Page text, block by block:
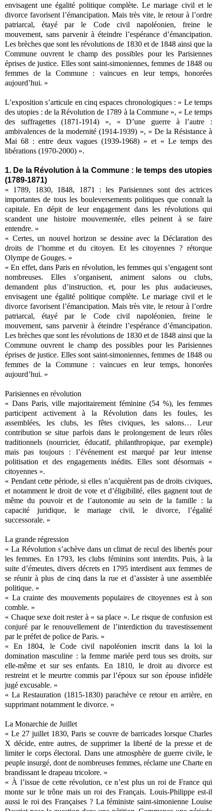
envisagent une égalité politique complète. Le mariage civil et le
divorce favorisent l’émancipation. Mais très vite, le retour à l’ordre
patriarcal, étayé par le Code civil napoléonien, freine le
mouvement, sans parvenir à éteindre l’espérance d’émancipation.
Les brèches que sont les révolutions de 1830 et de 1848 ainsi que la
Commune ouvrent le champ des possibles pour les Parisiennes
éprises de justice. Elles sont saint-simoniennes, femmes de 1848 ou
femmes de la Commune : vaincues en leur temps, honorées
aujourd’hui. »
L’exposition s’articule en cinq espaces chronologiques : « Le temps
des utopies : de la Révolution de 1789 à la Commune », « Le temps
des suffragettes (1871-1914) », « D’une guerre à l’autre :
ambivalences de la modernité (1914-1939) », « De la Résistance à
Mai 68 : entre deux vagues (1939-1968) » et « Le temps des
libérations (1970-2000) ».
1. De la Révolution à la Commune : le temps des utopies
(1789-1871)
« 1789, 1830, 1848, 1871 : les Parisiennes sont des actrices
importantes de tous les bouleversements politiques que connaît la
capitale. En dépit de leur engagement dans les révolutions qui
scandent une histoire mouvementée, elles peinent à se faire
entendre. »
« Certes, un nouvel horizon se dessine avec la Déclaration des
droits de l’homme et du citoyen. Et les citoyennes ? rétorque
Olympe de Gouges. »
« En effet, dans Paris en révolution, les femmes qui s’engagent sont
nombreuses. Elles s’organisent, animent salons ou clubs,
demandent plus d’instruction, et, pour les plus audacieuses,
envisagent une égalité politique complète. Le mariage civil et le
divorce favorisent l’émancipation. Mais très vite, le retour à l’ordre
patriarcal, étayé par le Code civil napoléonien, freine le
mouvement, sans parvenir à éteindre l’espérance d’émancipation.
Les brèches que sont les révolutions de 1830 et de 1848 ainsi que la
Commune ouvrent le champ des possibles pour les Parisiennes
éprises de justice. Elles sont saint-simoniennes, femmes de 1848 ou
femmes de la Commune : vaincues en leur temps, honorées
aujourd’hui. »
Parisiennes en révolution
« Dans Paris, ville majoritairement féminine (54 %), les femmes
participent activement à la Révolution dans les foules, les
assemblées, les clubs, les fêtes civiques, les salons… Leur
contribution se situe parfois dans le prolongement de leurs rôles
traditionnels (nourricier, éducatif, philanthropique, par exemple)
mais pas toujours : l’événement est marqué par leur intense
politisation et des engagements inédits. Elles sont désormais «
citoyennes ».
« Pendant cette période, si elles n’acquièrent pas de droits civiques,
et notamment le droit de vote et d’éligibilité, elles gagnent tout de
même du pouvoir et de l’autonomie au sein de la famille : la
capacité juridique, le mariage civil, le divorce, l’égalité
successorale. »
La grande régression
« La Révolution s’achève dans un climat de recul des libertés pour
les femmes. En 1793, les clubs féminins sont interdits. Puis, à la
suite d’émeutes, divers décrets en 1795 interdisent aux femmes de
se réunir à plus de cinq dans la rue et d’assister à une assemblée
politique. »
« La crainte des mouvements populaires de citoyennes est à son
comble. »
« Chaque sexe doit rester à « sa place ». Le risque de confusion est
conjuré par le renouvellement de l’interdiction du travestissement
par le préfet de police de Paris. »
« En 1804, le Code civil napoléonien inscrit dans la loi la
domination masculine : la femme mariée perd tous ses droits, sur
elle-même et sur ses enfants. En 1810, le droit au divorce est
restreint et le meurtre commis par l’époux sur son épouse infidèle
jugé excusable. »
« La Restauration (1815-1830) parachève ce retour en arrière, en
supprimant notamment le divorce. »
La Monarchie de Juillet
« Le 27 juillet 1830, Paris se couvre de barricades lorsque Charles
X décide, entre autres, de supprimer la liberté de la presse et de
limiter le corps électoral. Dans une atmosphère de guerre civile, le
peuple insurgé, dont de nombreuses femmes, réclame une Charte en
brandissant le drapeau tricolore. »
« À l’issue de cette révolution, ce n’est plus un roi de France qui
monte sur le trône mais un roi des Français. Louis-Philippe est-il
aussi le roi des Françaises ? La féministe saint-simonienne Louise